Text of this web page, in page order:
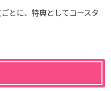
とに、特典としてコースタ